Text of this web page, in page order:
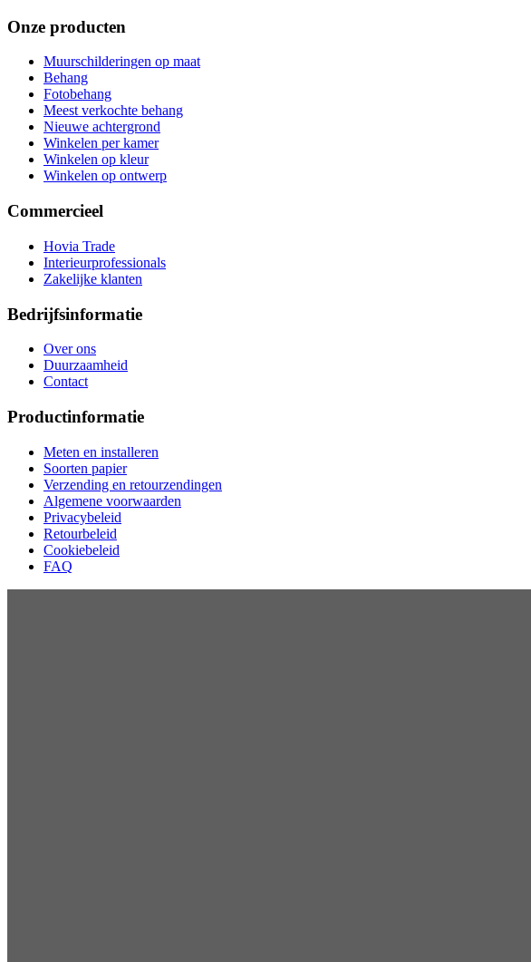
Onze producten
Muurschilderingen op maat
Behang
Fotobehang
Meest verkochte behang
Nieuwe achtergrond
Winkelen per kamer
Winkelen op kleur
Winkelen op ontwerp
Commercieel
Hovia Trade
Interieurprofessionals
Zakelijke klanten
Bedrijfsinformatie
Over ons
Duurzaamheid
Contact
Productinformatie
Meten en installeren
Soorten papier
Verzending en retourzendingen
Algemene voorwaarden
Privacybeleid
Retourbeleid
Cookiebeleid
FAQ